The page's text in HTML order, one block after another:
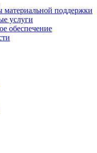
поддержки
услуги
обеспечение